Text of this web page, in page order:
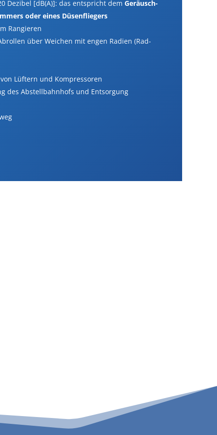
Dezibel [dB(A)]: das entspricht dem Geräusch­
oder eines Düsenfliegers
Rangieren
über Weichen mit engen Radien (Rad-
Lüftern und Kompressoren
des Abstell­bahnhofs und Entsorgung